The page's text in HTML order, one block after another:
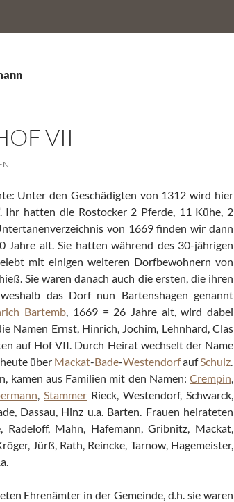
VII
Unter den Geschädigten von 1312 wird hier
Ihr hatten die Rostocker 2 Pferde, 11 Kühe, 2
von 1669 finden wir dann
Jahre alt. Sie hatten während des 30-jährigen
mit einigen weiteren Dorfbewohnern von
Sie waren danach auch die ersten, die ihren
das Dorf nun Bartenshagen genannt
Bartemb, 1669 = 26 Jahre alt, wird dabei
Namen Ernst, Hinrich, Jochim, Lehnhard, Clas
auf Hof VII. Durch Heirat wechselt der Name
über Mackat-Bade-WestendorfaufSchulz.
kamen aus Familien mit den Namen: Crempin,
, Stammer Rieck, Westendorf, Schwarck,
Dassau, Hinz u.a. Barten. Frauen heirateten
Mahn, Hafemann, Gribnitz, Mackat,
Jürß, Rath, Reincke, Tarnow, Hagemeister,
Ehrenämter in der Gemeinde, d.h. sie waren